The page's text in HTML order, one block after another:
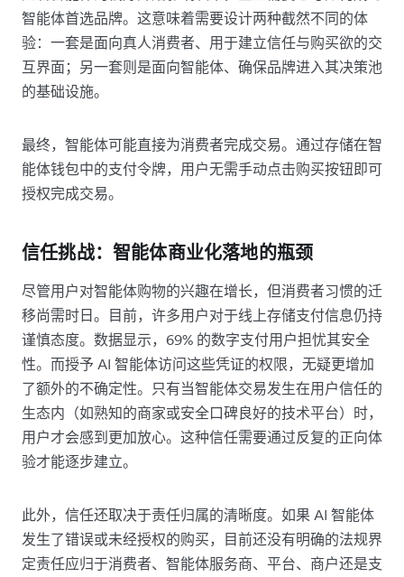
智能体首选品牌。这意味着需要设计两种截然不同的体
验：一套是面向真人消费者、用于建立信任与购买欲的交
互界面；另一套则是面向智能体、确保品牌进入其决策池
的基础设施。
最终，智能体可能直接为消费者完成交易。通过存储在智
能体钱包中的支付令牌，用户无需手动点击购买按钮即可
授权完成交易。
信任挑战：智能体商业化落地的瓶颈
尽管用户对智能体购物的兴趣在增长，但消费者习惯的迁
移尚需时日。目前，许多用户对于线上存储支付信息仍持
谨慎态度。数据显示，69% 的数字支付用户担忧其安全
性。而授予 AI 智能体访问这些凭证的权限，无疑更增加
了额外的不确定性。只有当智能体交易发生在用户信任的
生态内（如熟知的商家或安全口碑良好的技术平台）时，
用户才会感到更加放心。这种信任需要通过反复的正向体
验才能逐步建立。
此外，信任还取决于责任归属的清晰度。如果 AI 智能体
发生了错误或未经授权的购买，目前还没有明确的法规界
定责任应归于消费者、智能体服务商、平台、商户还是支